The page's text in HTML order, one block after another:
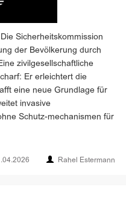
Sicherheitskommission
der Bevölkerung durch
zivilgesellschaftliche
Er erleichtert die
eine neue Grundlage für
invasive
Schutz-mechanismen für
Rahel Estermann